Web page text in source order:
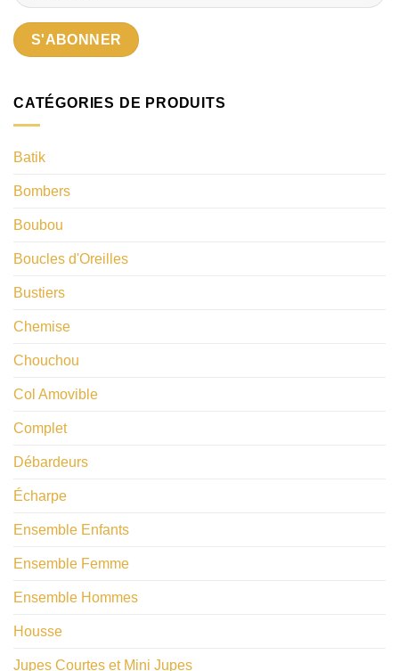
CATÉGORIES DE PRODUITS
Batik
Bombers
Boubou
Boucles d'Oreilles
Bustiers
Chemise
Chouchou
Col Amovible
Complet
Débardeurs
Écharpe
Ensemble Enfants
Ensemble Femme
Ensemble Hommes
Housse
Jupes Courtes et Mini Jupes